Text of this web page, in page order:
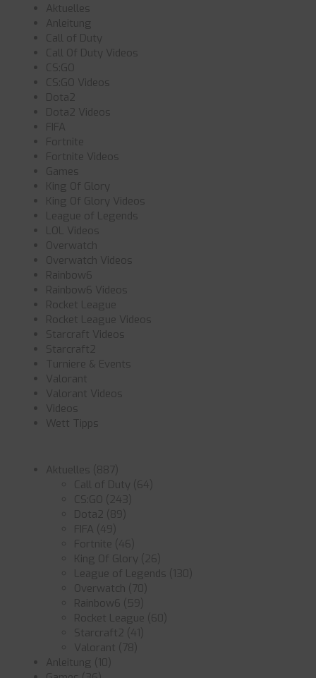
Aktuelles
Anleitung
Call of Duty
Call Of Duty Videos
CS:GO
CS:GO Videos
Dota2
Dota2 Videos
FIFA
Fortnite
Fortnite Videos
Games
King Of Glory
King Of Glory Videos
League of Legends
LOL Videos
Overwatch
Overwatch Videos
Rainbow6
Rainbow6 Videos
Rocket League
Rocket League Videos
Starcraft Videos
Starcraft2
Turniere & Events
Valorant
Valorant Videos
Videos
Wett Tipps
Aktuelles
Call of Duty
CS:GO
Dota2
FIFA
Fortnite
King Of Glory
League of Legends
Overwatch
Rainbow6
Rocket League
Starcraft2
Valorant
Anleitung